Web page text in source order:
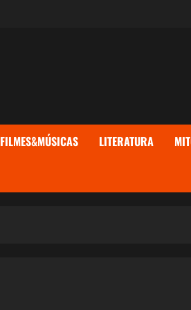
FILMES&MÚSICAS LITERATURA